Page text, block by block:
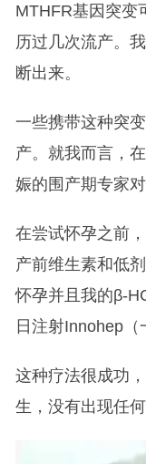
MTHFR基因突变
历过几次流产。
断出来。
一些携带这种突
产。就我而言，
娠的围产期专家
在尝试怀孕之前
产前维生素和低
怀孕并且我的β-
日注射Innohep（
这种疗法很成功
生，没有出现任何